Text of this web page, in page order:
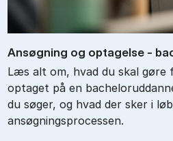
An­søg­ning og op­ta­gel­se -
Læs alt om, hvad du skal gøre
optaget på en
du søger, og hvad der sker i
ansøgningsprocessen.